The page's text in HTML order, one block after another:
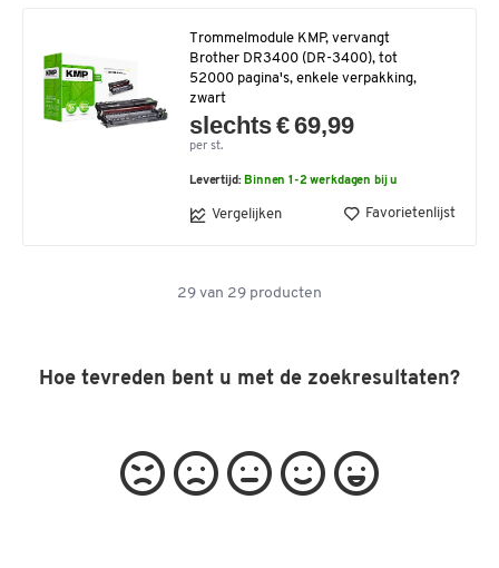
Trommelmodule KMP, vervangt
Brother DR3400 (DR-3400), tot
52000 pagina's, enkele verpakking,
zwart
slechts € 69,99
per st.
Levertijd: Binnen 1-2 werkdagen bij u
Vergelijken Favorietenlijst
29 van 29 producten
Hoe tevreden bent u met de zoekresultaten?